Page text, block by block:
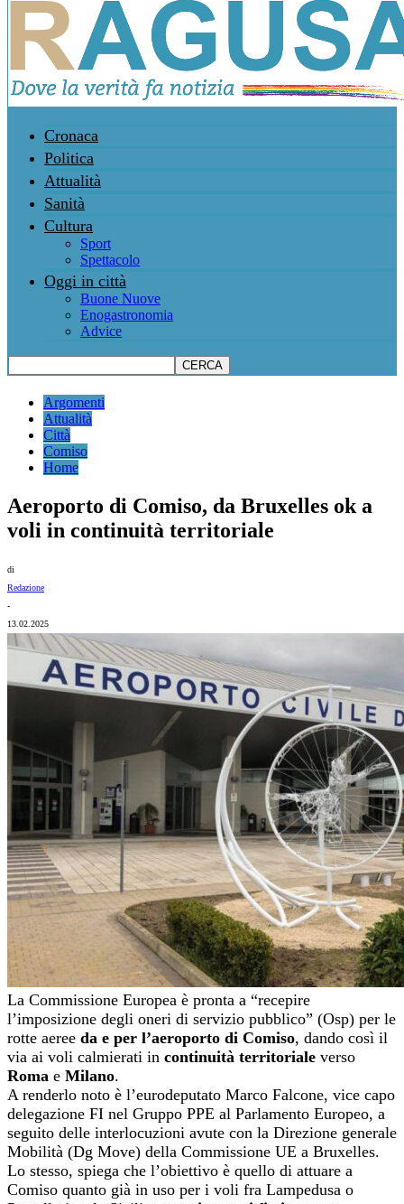
Cronaca
Politica
Attualità
Sanità
Cultura
Sport
Spettacolo
Oggi in città
Buone Nuove
Enogastronomia
Advice
Argomenti
Attualità
Città
Comiso
Home
Aeroporto di Comiso, da Bruxelles ok a
voli in continuità territoriale
di
Redazione
-
13.02.2025
La Commissione Europea è pronta a “recepire
l’imposizione degli oneri di servizio pubblico” (Osp) per le
rotte aeree da e per l’aeroporto di Comiso, dando così il
via ai voli calmierati in continuità territoriale verso
Roma e Milano.
A renderlo noto è l’eurodeputato Marco Falcone, vice capo
delegazione FI nel Gruppo PPE al Parlamento Europeo, a
seguito delle interlocuzioni avute con la Direzione generale
Mobilità (Dg Move) della Commissione UE a Bruxelles.
Lo stesso, spiega che l’obiettivo è quello di attuare a
Comiso quanto già in uso per i voli fra Lampedusa o